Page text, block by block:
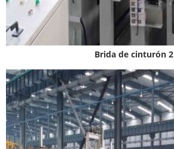
Brida de cinturón 2